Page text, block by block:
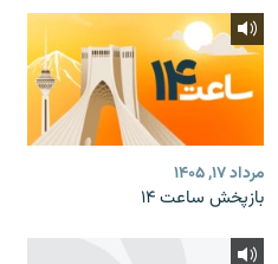
مرداد ۱۷, ۱۴۰۵
بازپخش ساعت ۱۴